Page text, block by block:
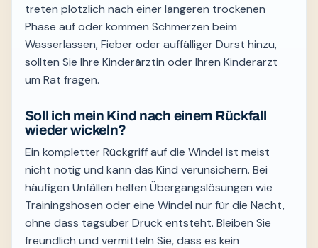
treten plötzlich nach einer längeren trockenen
Phase auf oder kommen Schmerzen beim
Wasserlassen, Fieber oder auffälliger Durst hinzu,
sollten Sie Ihre Kinderärztin oder Ihren Kinderarzt
um Rat fragen.
Soll ich mein Kind nach einem Rückfall
wieder wickeln?
Ein kompletter Rückgriff auf die Windel ist meist
nicht nötig und kann das Kind verunsichern. Bei
häufigen Unfällen helfen Übergangslösungen wie
Trainingshosen oder eine Windel nur für die Nacht,
ohne dass tagsüber Druck entsteht. Bleiben Sie
freundlich und vermitteln Sie, dass es kein